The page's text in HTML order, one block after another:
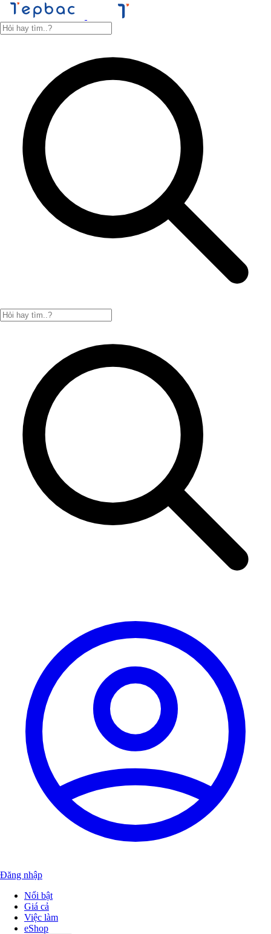
Đăng nhập
Nổi bật
Giá cả
Việc làm
eShop